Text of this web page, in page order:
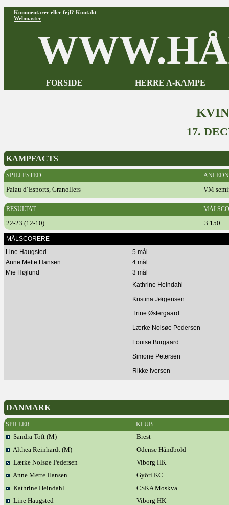
Kommentarer eller fejl? Kontakt
Webmaster
FORSIDE HERRE A-KAMPE
17.
KAMPFACTS
SPILLESTED
Palau d´Esports, Granollers VM
RESULTAT
22-23 (12-10) 3.150
MÅLSCORERE
Line Haugsted
5 mål
Anne Mette Hansen
4 mål
Mie Højlund
3 mål
Kathrine Heindahl
Kristina Jørgensen
Trine Østergaard
Lærke Nolsøe Pedersen
Louise Burgaard
Simone Petersen
Rikke Iversen
DANMARK
SPILLER KLUB
Sandra Toft (M)
Brest
Althea Reinhardt (M)
Odense Håndbold
Lærke Nolsøe Pedersen
Viborg HK
Anne Mette Hansen
Györi KC
Kathrine Heindahl
CSKA Moskva
Line Haugsted
Viborg HK